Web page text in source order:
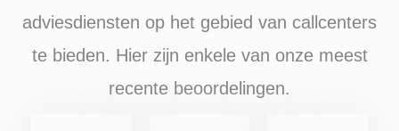
adviesdiensten op het gebied van callcenters
te bieden. Hier zijn enkele van onze meest
recente beoordelingen.